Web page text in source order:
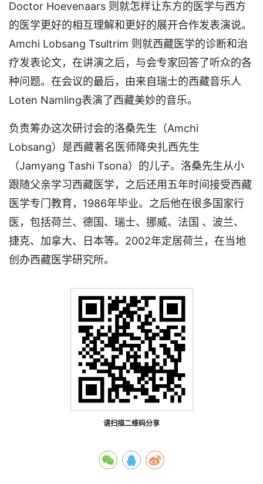
Doctor Hoevenaars 则就怎样让东方的医学与西方
的医学更好的相互理解和更好的展开合作发表演说。
Amchi Lobsang Tsultrim 则就西藏医学的诊断和治
疗发表论文，在讲演之后，与会专家回答了听众的各
种问题。在会议的最后，由来自瑞士的西藏音乐人
Loten Namling表演了西藏美妙的音乐。
负责筹办这次研讨会的洛桑先生（Amchi
Lobsang）是西藏著名医师降央扎西先生
（Jamyang Tashi Tsona）的儿子。洛桑先生从小
跟随父亲学习西藏医学，之后还用五年时间接受西藏
医学专门教育，1986年毕业。之后他在很多国家行
医，包括荷兰、德国、瑞士、挪威、法国 、波兰、
捷克、加拿大、日本等。2002年定居荷兰，在当地
创办西藏医学研究所。
请扫描二维码分享